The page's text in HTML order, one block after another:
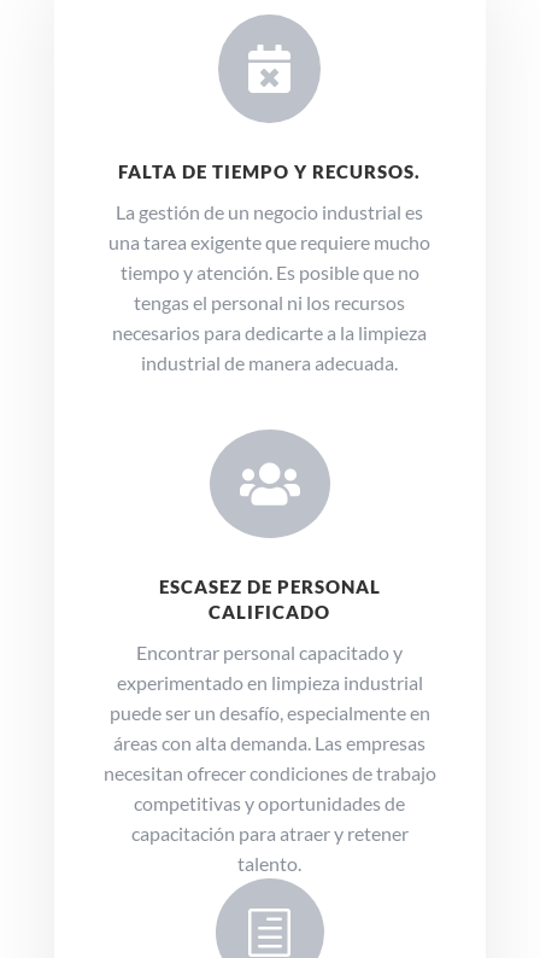

FALTA DE TIEMPO Y RECURSOS.
La gestión de un negocio industrial es
una tarea exigente que requiere mucho
tiempo y atención. Es posible que no
tengas el personal ni los recursos
necesarios para dedicarte a la limpieza
industrial de manera adecuada.

ESCASEZ DE PERSONAL
CALIFICADO
Encontrar personal capacitado y
experimentado en limpieza industrial
puede ser un desafío, especialmente en
áreas con alta demanda. Las empresas
necesitan ofrecer condiciones de trabajo
competitivas y oportunidades de
capacitación para atraer y retener
talento
h